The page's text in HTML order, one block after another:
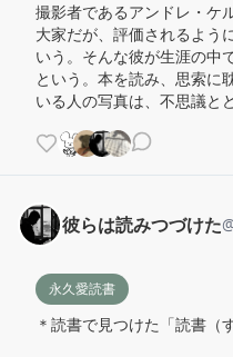
撮影者であるアンドレ・ケ
大家だが、評価されるよう
いう。そんな彼が生涯の中
という。本を読み、思索に
いる人の写真は、不思議と
彼らは読みつづけた
永久愛読書
＊読書で見つけた「読書（